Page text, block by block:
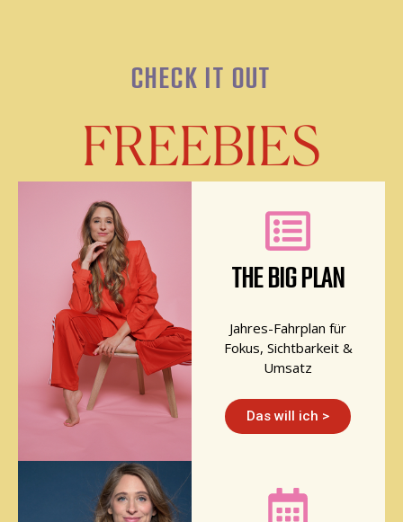
CHECK IT OUT
FREEBIES
THE BIG PLAN
Jahres-Fahrplan für
Fokus, Sichtbarkeit &
Umsatz
Das will ich >